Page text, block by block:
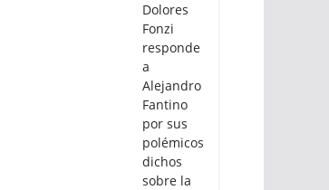
Dolores
Fonzi
responde
a
Alejandro
Fantino
por sus
polémicos
dichos
sobre la